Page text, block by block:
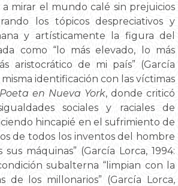
a mirar el mundo calé sin prejuicios
los tópicos despreciativos y
y artísticamente la figura del
como “lo más elevado, lo más
aristocrático de mi país” (García
misma identificación con las víctimas
Poeta en Nueva York, donde criticó
sociales y raciales de
hincapié en el sufrimiento de
de todos los inventos del hombre
máquinas” (García Lorca, 1994:
subalterna “limpian con la
de los millonarios” (García Lorca,